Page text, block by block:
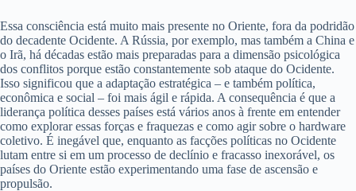
Essa consciência está muito mais presente no Oriente, fora da podridão
do decadente Ocidente. A Rússia, por exemplo, mas também a China e
o Irã, há décadas estão mais preparadas para a dimensão psicológica
dos conflitos porque estão constantemente sob ataque do Ocidente.
Isso significou que a adaptação estratégica – e também política,
econômica e social – foi mais ágil e rápida. A consequência é que a
liderança política desses países está vários anos à frente em entender
como explorar essas forças e fraquezas e como agir sobre o hardware
coletivo. É inegável que, enquanto as facções políticas no Ocidente
lutam entre si em um processo de declínio e fracasso inexorável, os
países do Oriente estão experimentando uma fase de ascensão e
propulsão.